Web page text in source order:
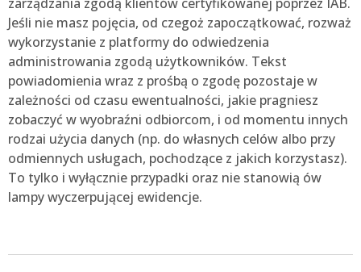
Jeśli nie masz pojęcia, od czegoż zapoczątkować, rozważ
wykorzystanie z platformy do odwiedzenia
administrowania zgodą użytkowników. Tekst
powiadomienia wraz z prośbą o zgodę pozostaje w
zależności od czasu ewentualności, jakie pragniesz
zobaczyć w wyobraźni odbiorcom, i od momentu innych
rodzai użycia danych (np. do własnych celów albo przy
odmiennych usługach, pochodzące z jakich korzystasz).
To tylko i wyłącznie przypadki oraz nie stanowią ów
lampy wyczerpującej ewidencje.